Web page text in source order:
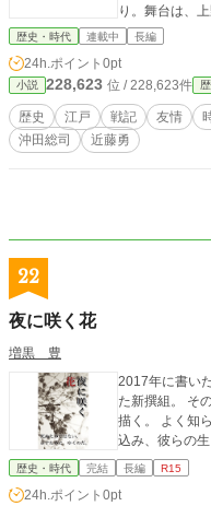
り。舞台は、
弾に倒れ、気
にからめた夢
歴史・時代 連載中 長編
24h.ポイント 0pt
小説 228,623 位 / 228,623件
歴史 江戸 戦記 友情
沖田総司
近藤勇
22
夜に咲く花
増黒 豊
2017年に書いたもの
た新撰組。 そ
描く。 よく知られる新撰組の物語の中に、架空の設定を織り
込み、彼らの
歴史・時代 完結 長編 R15
24h.ポイント 0pt